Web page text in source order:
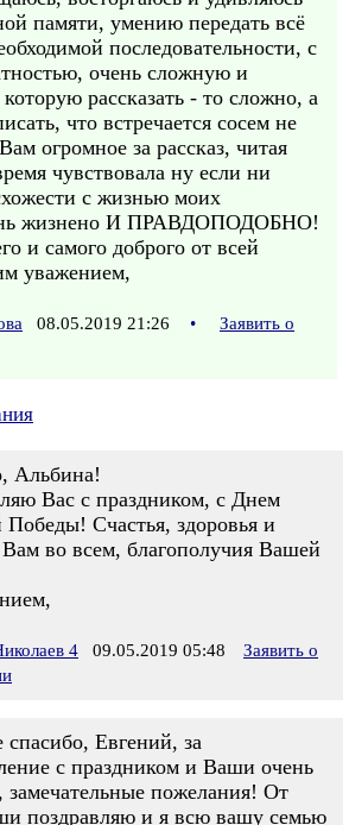
памяти, умению передать всё
последовательности, с
очень сложную и
рассказать - то сложно, а
что встречается сосем не
огромное за рассказ, читая
чувствовала ну если ни
с жизнью моих
жизнено И ПРАВДОПОДОБНО!
и самого доброго от всей
уважением,
08.05.2019 21:26 •
Заявить о
Альбина!
Вас с праздником, с Днем
Победы! Счастья, здоровья и
Вам во всем, благополучия Вашей
4 09.05.2019 05:48
Заявить о
спасибо, Евгений, за
с праздником и Ваши очень
пожелания! От
поздравляю и я всю вашу семью